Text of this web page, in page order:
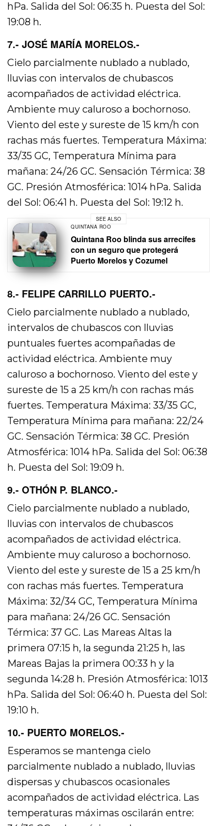
hPa. Salida del Sol: 06:35 h. Puesta del Sol:
19:08 h.
7.- JOSÉ MARÍA MORELOS.-
Cielo parcialmente nublado a nublado,
lluvias con intervalos de chubascos
acompañados de actividad eléctrica.
Ambiente muy caluroso a bochornoso.
Viento del este y sureste de 15 km/h con
rachas más fuertes. Temperatura Máxima:
33/35 GC, Temperatura Mínima para
mañana: 24/26 GC. Sensación Térmica: 38
GC. Presión Atmosférica: 1014 hPa. Salida
del Sol: 06:41 h. Puesta del Sol: 19:12 h.
SEE ALSO
QUINTANA ROO
Quintana Roo blinda sus arrecifes
con un seguro que protegerá
Puerto Morelos y Cozumel
8.- FELIPE CARRILLO PUERTO.-
Cielo parcialmente nublado a nublado,
intervalos de chubascos con lluvias
puntuales fuertes acompañadas de
actividad eléctrica. Ambiente muy
caluroso a bochornoso. Viento del este y
sureste de 15 a 25 km/h con rachas más
fuertes. Temperatura Máxima: 33/35 GC,
Temperatura Mínima para mañana: 22/24
GC. Sensación Térmica: 38 GC. Presión
Atmosférica: 1014 hPa. Salida del Sol: 06:38
h. Puesta del Sol: 19:09 h.
9.- OTHÓN P. BLANCO.-
Cielo parcialmente nublado a nublado,
lluvias con intervalos de chubascos
acompañados de actividad eléctrica.
Ambiente muy caluroso a bochornoso.
Viento del este y sureste de 15 a 25 km/h
con rachas más fuertes. Temperatura
Máxima: 32/34 GC, Temperatura Mínima
para mañana: 24/26 GC. Sensación
Térmica: 37 GC. Las Mareas Altas la
primera 07:15 h, la segunda 21:25 h, las
Mareas Bajas la primera 00:33 h y la
segunda 14:28 h. Presión Atmosférica: 1013
hPa. Salida del Sol: 06:40 h. Puesta del Sol:
19:10 h.
10.- PUERTO MORELOS.-
Esperamos se mantenga cielo
parcialmente nublado a nublado, lluvias
dispersas y chubascos ocasionales
acompañados de actividad eléctrica. Las
temperaturas máximas oscilarán entre: